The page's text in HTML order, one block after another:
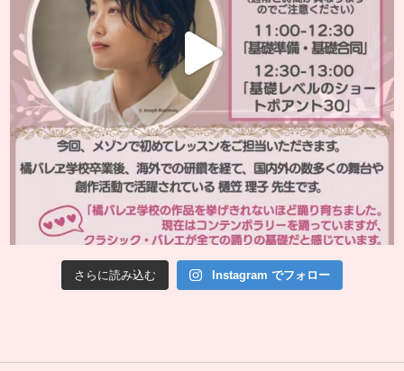
さらに読み込む Instagram でフォロー